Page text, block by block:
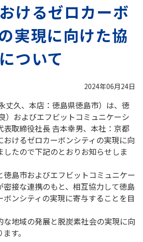
けるゼロカーボ
実現に向けた協
ついて
2024年06月24日
丈久、本店：徳島県徳島市）は、徳
）およびエフビットコミュニケーシ
表取締役社長 𠮷本幸男、本社：京都
おけるゼロカーボンシティの実現に向
したので下記のとおりお知らせしま
島市およびエフビットコミュニケー
密接な連携のもと、相互協力して徳島
ボンシティの実現に寄与することを目
な地域の発展と脱炭素社会の実現に向
す。